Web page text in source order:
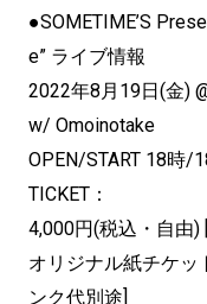
●SOMETIME’S
e” ライブ情報
2022年8月19日(金)
w/ Omoinotake
OPEN/START 18時/
TICKET：
4,000円(税込・自由)
オリジナル紙チケ
ンク代別途]